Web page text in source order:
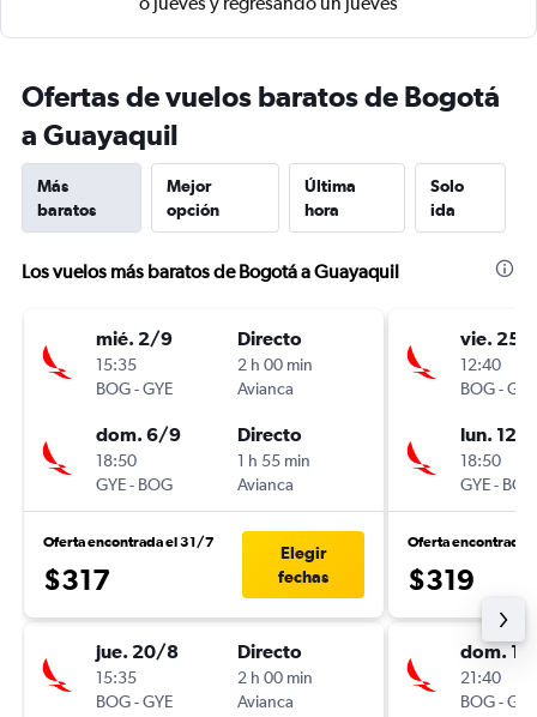
Ofertas de vuelos baratos de Bogotá
a Guayaquil
Más
baratos
Mejor
opción
Última
hora
Solo
ida
Los vuelos más baratos de Bogotá a Guayaquil
mié. 2/9
15:35
BOG-GYE
Directo
2 h 00 min
Avianca
dom. 6/9
18:50
GYE- BOG
Directo
1 h 55 min
Avianca
Oferta encontrada el 31/7
$317
Elegir
fechas
jue. 20/8
15:35
BOG-GYE
Directo
2 h 00 min
Avianca
vie. 25/
12:40
BOG-GYE
lun. 12/
18:50
GYE- BOG
Oferta encontrada
$319
dom.
21:40
BOG-GYE